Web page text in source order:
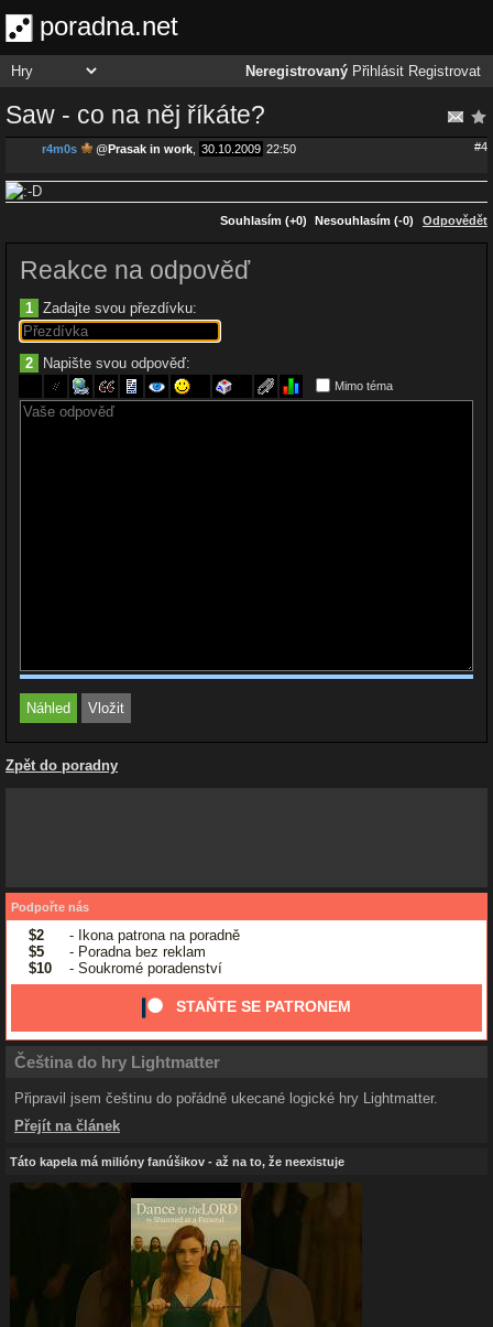
poradna.net
Neregistrovaný Přihlásit Registrovat
Saw - co na něj říkáte?
r4m0s @Prasak in work 30.10.2009 22:50 #4
Souhlasím (+0) Nesouhlasím (-0) Odpovědět
Reakce na odpověď
1 Zadajte svou přezdívku:
2 Napište svou odpověď:
Mimo téma
Zpět do poradny
Podpořte nás
$2
- Ikona patrona na poradně
$5
- Poradna bez reklam
$10
- Soukromé poradenství
STAŇTE SE PATRONEM
Čeština do hry Lightmatter
Připravil jsem češtinu do pořádně ukecané logické hry Lightmatter.
Přejít na článek
Táto kapela má milióny fanúšikov - až na to, že neexistuje